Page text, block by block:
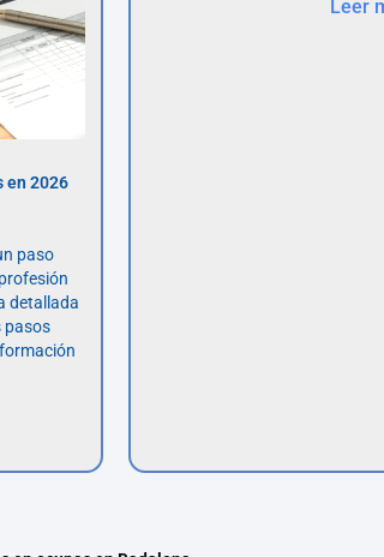
en 2026
paso
detallada
pasos
Leer